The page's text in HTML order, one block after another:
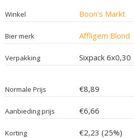
Winkel Boon's Markt
Bier merk Affligem Blond
Verpakking Sixpack 6x0,30
Normale Prijs €8,89
Aanbieding prijs €6,66
Korting €2,23 (25%)